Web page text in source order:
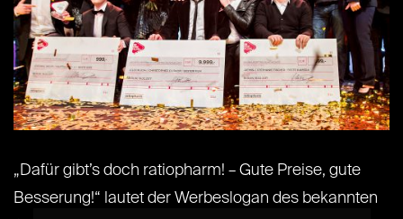
„Dafür gibt’s doch ratiopharm! – Gute Preise, gute
Besserung!“ lautet der Werbeslogan des bekannten